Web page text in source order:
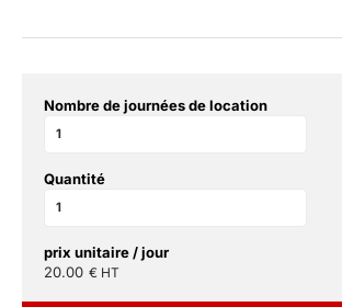
Nombre de journées de location
Quantité
prix unitaire / jour
20.00 € HT